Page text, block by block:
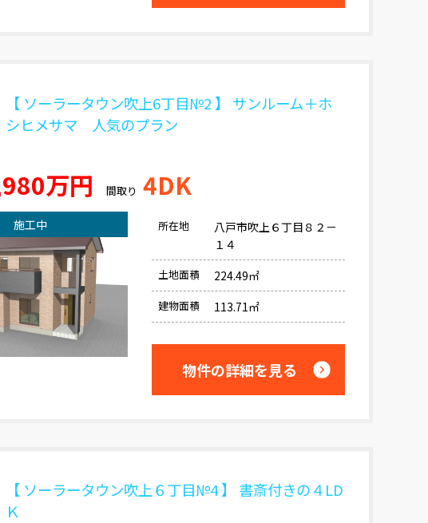
【 ソーラータウン吹上6丁目№2 】 サンルーム＋ホ
シヒメサマ 人気のプラン
万円 間取り 4DK
施工中 所在地
八戸市吹上６丁目８２－
１４
土地面積 224.49㎡
建物面積 113.71㎡
物件の詳細を見る
【 ソーラータウン吹上６丁目№4 】 書斎付きの４LD
Ｋ